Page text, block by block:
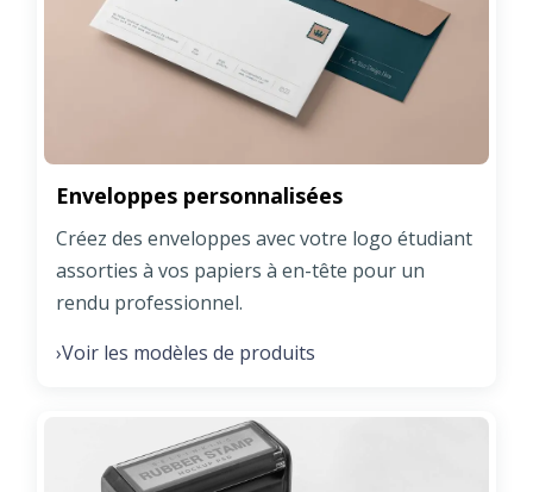
Enveloppes personnalisées
Créez des enveloppes avec votre logo étudiant
assorties à vos papiers à en-tête pour un
rendu professionnel.
›Voir les modèles de produits